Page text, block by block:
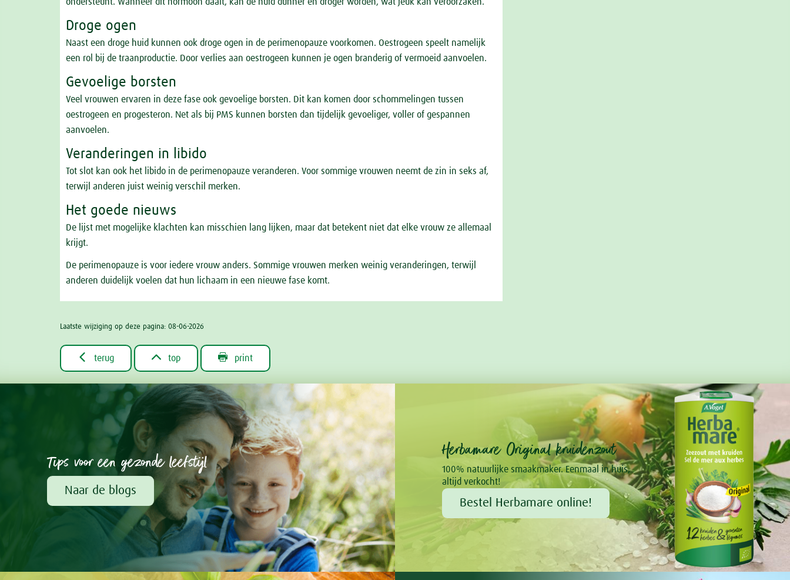
ondersteunt. Wanneer dit hormoon daalt, kan de huid dunner en droger worden, wat jeuk kan veroorzaken.
Droge ogen
Naast een droge huid kunnen ook droge ogen in de perimenopauze voorkomen. Oestrogeen speelt namelijk
een rol bij de traanproductie. Door verlies aan oestrogeen kunnen je ogen branderig of vermoeid aanvoelen.
Gevoelige borsten
Veel vrouwen ervaren in deze fase ook gevoelige borsten. Dit kan komen door schommelingen tussen
oestrogeen en progesteron. Net als bij PMS kunnen borsten dan tijdelijk gevoeliger, voller of gespannen
aanvoelen.
Veranderingen in libido
Tot slot kan ook het libido in de perimenopauze veranderen. Voor sommige vrouwen neemt de zin in seks af,
terwijl anderen juist weinig verschil merken.
Het goede nieuws
De lijst met mogelijke klachten kan misschien lang lijken, maar dat betekent niet dat elke vrouw ze allemaal
krijgt.
De perimenopauze is voor iedere vrouw anders. Sommige vrouwen merken weinig veranderingen, terwijl
anderen duidelijk voelen dat hun lichaam in een nieuwe fase komt.
Laatste wijziging op deze pagina: 08-06-2026
 terug  top  print
Tips voor een gezonde leefstijl
Naar de blogs
Herbamare Original kruidenzout
100% natuurlijke smaakmaker. Eenmaal in huis,
altijd verkocht!
Bestel Herbamare online!